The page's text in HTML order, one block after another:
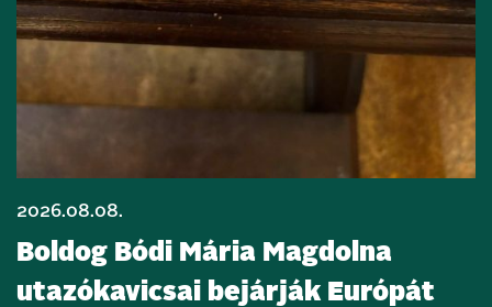
2026.08.08.
Boldog Bódi Mária Magdolna
utazókavicsai bejárják Európát